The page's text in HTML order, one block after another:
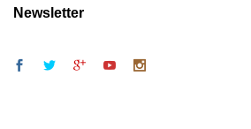
Newsletter